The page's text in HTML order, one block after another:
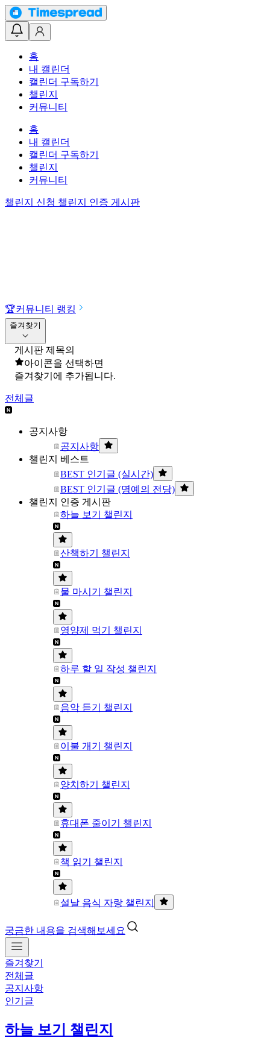
홈
내 캘린더
캘린더 구독하기
챌린지
커뮤니티
홈
내 캘린더
캘린더 구독하기
챌린지
커뮤니티
챌린지 신청 챌린지 인증 게시판
🏆커뮤니티 랭킹
즐겨찾기
게시판 제목의
아이콘을 선택하면
즐겨찾기에 추가됩니다.
전체글
공지사항
공지사항
챌린지 베스트
BEST 인기글 (실시간)
BEST 인기글 (명예의 전당)
챌린지 인증 게시판
하늘 보기 챌린지
산책하기 챌린지
물 마시기 챌린지
영양제 먹기 챌린지
하루 할 일 작성 챌린지
음악 듣기 챌린지
이불 개기 챌린지
양치하기 챌린지
휴대폰 줄이기 챌린지
책 읽기 챌린지
설날 음식 자랑 챌린지
궁금한 내용을 검색해보세요
즐겨찾기
전체글
공지사항
인기글
하늘 보기 챌린지